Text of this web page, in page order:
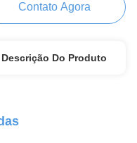
Contato Agora
Descrição Do Produto